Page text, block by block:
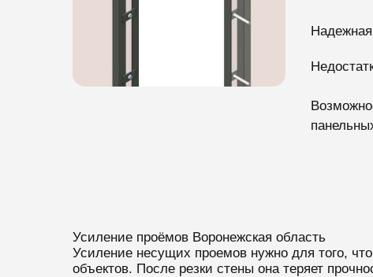
Надежная
Усиление проёмов Воронежская область
Усиление несущих проемов нужно для того,
объектов. После резки стены она теряет